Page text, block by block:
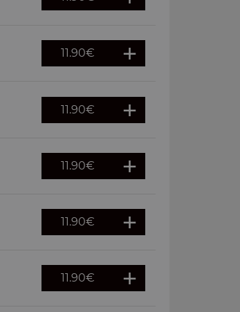
11.90€
11.90€
11.90€
11.90€
11.90€